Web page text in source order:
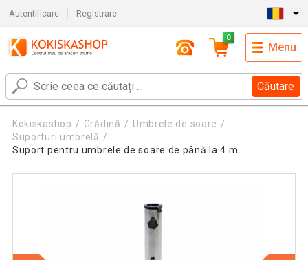
Autentificare Registrare
Căutare
0
Menu
Kokiskashop Grădină
Umbrele de soare
Suporturi umbrelă
Suport pentru umbrele de soare de până la 4 m